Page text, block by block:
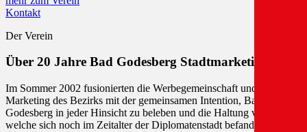
Kontakt
Der Verein
Über 20 Jahre Bad Godesberg Stadtmarketing e.V.
Im Sommer 2002 fusionierten die Werbegemeinschaft und das City-
Marketing des Bezirks mit der gemeinsamen Intention, Bad
Godesberg in jeder Hinsicht zu beleben und die Haltung vieler,
welche sich noch im Zeitalter der Diplomatenstadt befanden, zu